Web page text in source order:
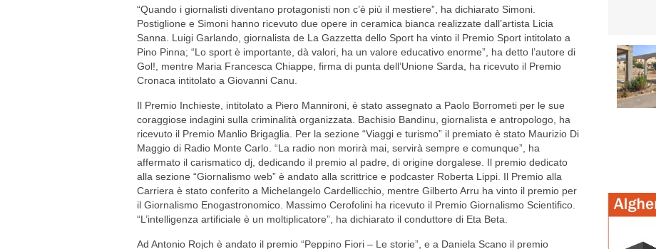
“Quando i giornalisti diventano protagonisti non c’è più il mestiere”, ha dichiarato Simoni.
Postiglione e Simoni hanno ricevuto due opere in ceramica bianca realizzate dall’artista Licia
Sanna. Luigi Garlando, giornalista de La Gazzetta dello Sport ha vinto il Premio Sport intitolato a
Pino Pinna; “Lo sport è importante, dà valori, ha un valore educativo enorme”, ha detto l’autore di
Gol!, mentre Maria Francesca Chiappe, firma di punta dell’Unione Sarda, ha ricevuto il Premio
Cronaca intitolato a Giovanni Canu.
Il Premio Inchieste, intitolato a Piero Mannironi, è stato assegnato a Paolo Borrometi per le sue
coraggiose indagini sulla criminalità organizzata. Bachisio Bandinu, giornalista e antropologo, ha
ricevuto il Premio Manlio Brigaglia. Per la sezione “Viaggi e turismo” il premiato è stato Maurizio Di
Maggio di Radio Monte Carlo. “La radio non morirà mai, servirà sempre e comunque”, ha
affermato il carismatico dj, dedicando il premio al padre, di origine dorgalese. Il premio dedicato
alla sezione “Giornalismo web” è andato alla scrittrice e podcaster Roberta Lippi. Il Premio alla
Carriera è stato conferito a Michelangelo Cardellicchio, mentre Gilberto Arru ha vinto il premio per
il Giornalismo Enogastronomico. Massimo Cerofolini ha ricevuto il Premio Giornalismo Scientifico.
“L’intelligenza artificiale è un moltiplicatore”, ha dichiarato il conduttore di Eta Beta.
Ad Antonio Rojch è andato il premio “Peppino Fiori – Le storie”, e a Daniela Scano il premio